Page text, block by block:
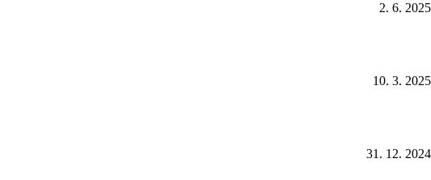
2. 6. 2025
10. 3. 2025
31. 12. 2024